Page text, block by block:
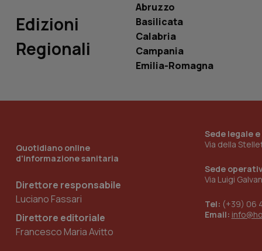
Edizioni
Regionali
Abruzzo
Basilicata
Calabria
Campania
Emilia-Romagna
Quotidiano online
d'informazione sanitaria
Direttore responsabile
Luciano Fassari
Direttore editoriale
Francesco Maria Avitto
Sede legale
Via della
Sede
Via Luigi
Tel: (+39) 06
Email:
_ga_0VMQEQKQ1N
__Secure-YNID